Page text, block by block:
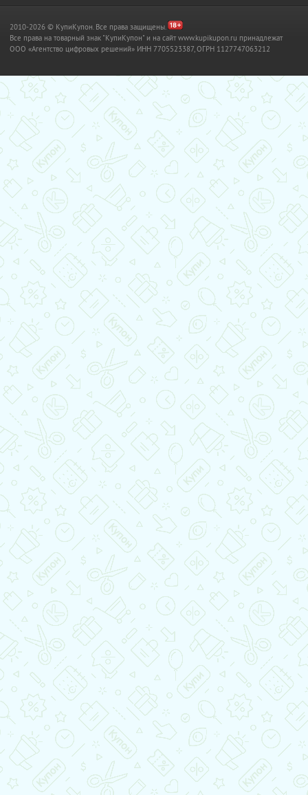
2010-2026 © КупиКупон. Все права защищены.
Все права на товарный знак "КупиКупон" и на сайт www.kupikupon.ru принадлежат
OOO «Агентство цифровых решений» ИНН 7705523387, ОГРН 1127747063212